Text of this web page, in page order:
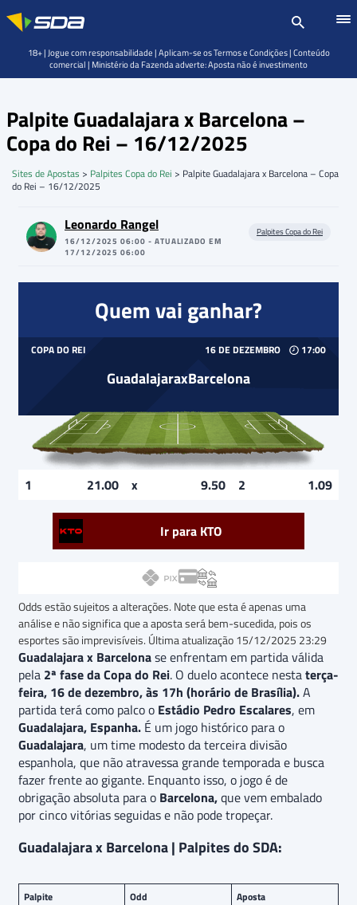
Palpite Guadalajara x Barcelona –
Copa do Rei – 16/12/2025
Sites de Apostas > Palpites Copa do Rei > Palpite Guadalajara x Barcelona – Copa
do Rei – 16/12/2025
Leonardo Rangel
16/12/2025 06:00 - ATUALIZADO EM
17/12/2025 06:00
Palpites Copa do Rei
Quem vai ganhar?
COPA DO REI 16 DE DEZEMBRO 17:00
GuadalajaraxBarcelona
21.00 9.50 1.09
Ir para KTO
Odds estão sujeitos a alterações. Note que esta é apenas uma
análise e não significa que a aposta será bem-sucedida, pois os
esportes são imprevisíveis. Última atualização15/12/2025 23:29
Guadalajara x Barcelonase enfrentam em partida válida
pela 2ª fase da Copa do Rei. O duelo acontece nestaterça-
feira, 16 de dezembro, às 17h (horário de Brasília).A
partida terá como palco o Estádio Pedro Escalares, em
Guadalajara, Espanha. É um jogo histórico para o
Guadalajara, um time modesto da terceira divisão
espanhola, que não atravessa grande temporada e busca
fazer frente ao gigante. Enquanto isso, o jogo é de
obrigação absoluta para o Barcelona,que vem embalado
por cinco vitórias seguidas e não pode tropeçar.
Guadalajara x Barcelona | Palpites do SDA:
Palpite Odd Aposta
18+ | Jogue com responsabilidade | Aplicam-se os Termos e Condições | Conteúdo
comercial | Ministério da Fazenda adverte: Aposta não é investimento